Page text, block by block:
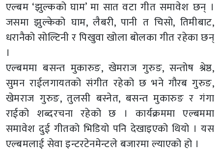
एल्बम ‘झुल्कको घाम’ मा सात वटा गीत समावेश छन् ।
जसमा झुल्केको घाम, लैबरी, पानी त चिसो, तिमीबाट,
धरानैको सोल्टिनी र पिखुवा खोला बोलका गीत रहेका छन्
।
एल्बममा बसन्त मुकारुङ, खेमराज गुरुङ, सन्तोष श्रेष्ठ,
सुमन राईलगायतको संगीत रहेको छ भने गौरब गुरुङ,
खेमराज गुरुङ, तुलसी बस्नेत, बसन्त मुकारुङ र गंगा
राईको शब्दरचना रहेको छ । कार्यक्रममा एल्बममा
समावेश दुई गीतको भिडियो पनि देखाइएको थियो । यस
एल्बमलाई सेवा इन्टरटेनमेन्टले बजारमा ल्याएको हो ।